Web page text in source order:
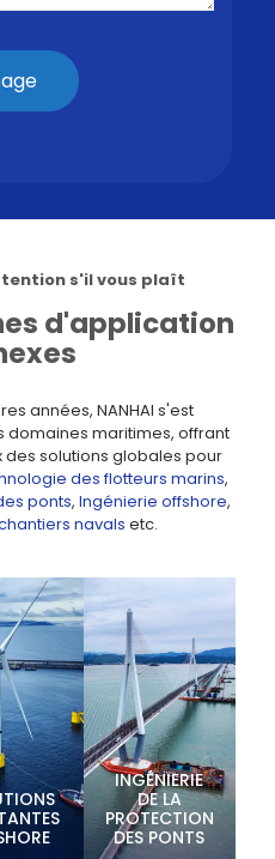
s'il vous plaît
d'application
années, NANHAI s'est
maritimes, offrant
des solutions globales pour
des flotteurs marins,
ponts, Ingénierie offshore,
navals etc.
INGÉNIERIE
DE LA
PROTECTION
DES PONTS